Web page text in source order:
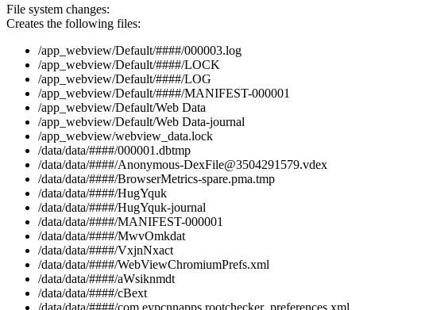
File system changes:
Creates the following files:
/app_webview/Default/####/000003.log
/app_webview/Default/####/LOCK
/app_webview/Default/####/LOG
/app_webview/Default/####/MANIFEST-000001
/app_webview/Default/Web Data
/app_webview/Default/Web Data-journal
/app_webview/webview_data.lock
/data/data/####/000001.dbtmp
/data/data/####/Anonymous-DexFile@3504291579.vdex
/data/data/####/BrowserMetrics-spare.pma.tmp
/data/data/####/HugYquk
/data/data/####/HugYquk-journal
/data/data/####/MANIFEST-000001
/data/data/####/MwvOmkdat
/data/data/####/VxjnNxact
/data/data/####/WebViewChromiumPrefs.xml
/data/data/####/aWsiknmdt
/data/data/####/cBext